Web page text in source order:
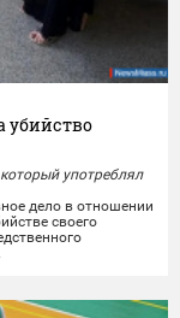
убийство
употреблял
дело в отношении
своего
в доме по
стали...